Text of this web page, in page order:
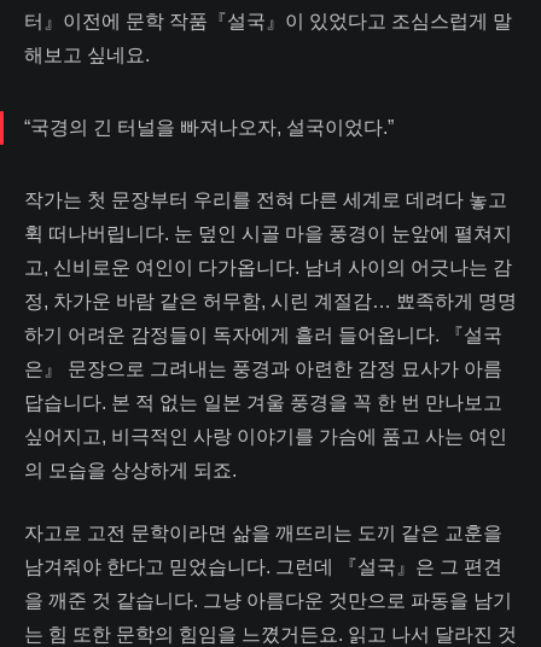
터』이전에 문학 작품『설국』이 있었다고 조심스럽게 말
해보고 싶네요.
“국경의 긴 터널을 빠져나오자, 설국이었다.”
작가는 첫 문장부터 우리를 전혀 다른 세계로 데려다 놓고
휙 떠나버립니다. 눈 덮인 시골 마을 풍경이 눈앞에 펼쳐지
고, 신비로운 여인이 다가옵니다. 남녀 사이의 어긋나는 감
정, 차가운 바람 같은 허무함, 시린 계절감… 뾰족하게 명명
하기 어려운 감정들이 독자에게 흘러 들어옵니다. 『설국
은』 문장으로 그려내는 풍경과 아련한 감정 묘사가 아름
답습니다. 본 적 없는 일본 겨울 풍경을 꼭 한 번 만나보고
싶어지고, 비극적인 사랑 이야기를 가슴에 품고 사는 여인
의 모습을 상상하게 되죠.
자고로 고전 문학이라면 삶을 깨뜨리는 도끼 같은 교훈을
남겨줘야 한다고 믿었습니다. 그런데 『설국』은 그 편견
을 깨준 것 같습니다. 그냥 아름다운 것만으로 파동을 남기
는 힘 또한 문학의 힘임을 느꼈거든요. 읽고 나서 달라진 것